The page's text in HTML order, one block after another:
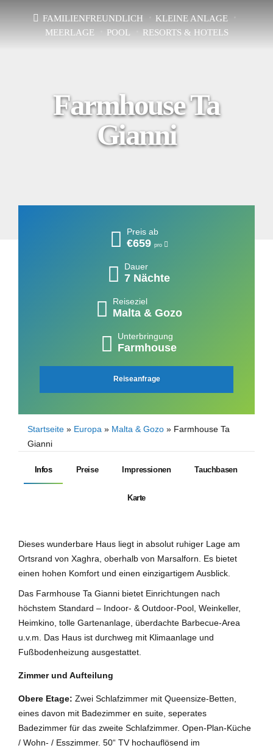
FAMILIENFREUNDLICH
KLEINE ANLAGE
MEERLAGE
POOL RESORTS & HOTELS
Farmhouse Ta
Gianni
Preis ab
€659 pro
Dauer
7 Nächte
Reiseziel
Malta & Gozo
Unterbringung
Farmhouse
Reiseanfrage
Startseite » Europa » Malta & Gozo » Farmhouse Ta
Gianni
Infos Preise Impressionen Tauchbasen
Karte
Dieses wunderbare Haus liegt in absolut ruhiger Lage am
Ortsrand von Xaghra, oberhalb von Marsalforn. Es bietet
einen hohen Komfort und einen einzigartigem Ausblick.
Das Farmhouse Ta Gianni bietet Einrichtungen nach
höchstem Standard – Indoor- & Outdoor-Pool, Weinkeller,
Heimkino, tolle Gartenanlage, überdachte Barbecue-Area
u.v.m. Das Haus ist durchweg mit Klimaanlage und
Fußbodenheizung ausgestattet.
Zimmer und Aufteilung
Obere Etage: Zwei Schlafzimmer mit Queensize-Betten,
eines davon mit Badezimmer en suite, seperates
Badezimmer für das zweite Schlafzimmer. Open-Plan-Küche
/ Wohn- / Esszimmer. 50“ TV hochauflösend im